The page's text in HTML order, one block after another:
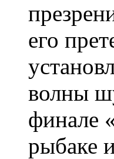
его
волны
финале
рыбаке